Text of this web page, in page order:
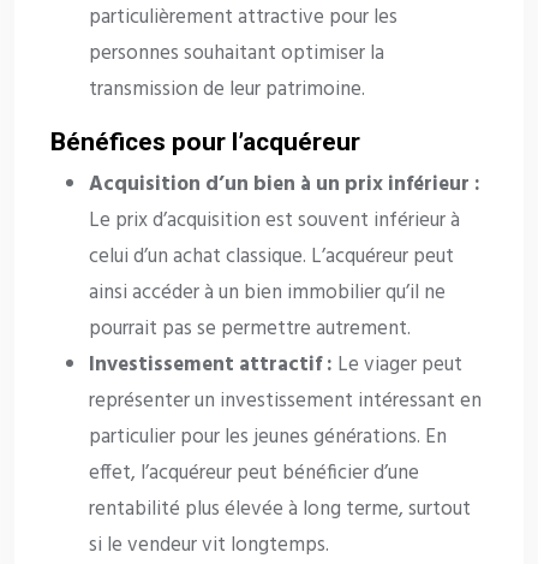
particulièrement attractive pour les
personnes souhaitant optimiser la
transmission de leur patrimoine.
Bénéfices pour l’acquéreur
Acquisition d’un bien à un prix inférieur :
Le prix d’acquisition est souvent inférieur à
celui d’un achat classique. L’acquéreur peut
ainsi accéder à un bien immobilier qu’il ne
pourrait pas se permettre autrement.
Investissement attractif : Le viager peut
représenter un investissement intéressant en
particulier pour les jeunes générations. En
effet, l’acquéreur peut bénéficier d’une
rentabilité plus élevée à long terme, surtout
si le vendeur vit longtemps.